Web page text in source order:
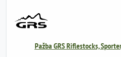
Pažba GRS Riflestocks,